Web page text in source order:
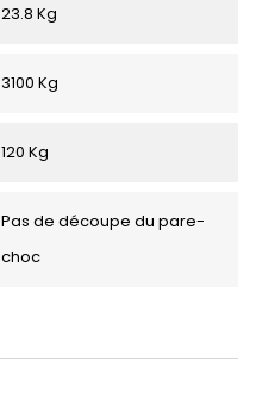
23.8 Kg
3100 Kg
120 Kg
Pas de découpe du pare-
choc